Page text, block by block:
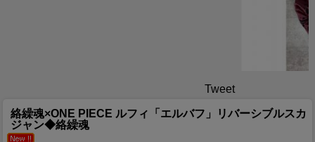
Tweet
絡繰魂×ONE PIECE ルフィ「エルバフ」リバーシブルスカ
ジャン◆絡繰魂